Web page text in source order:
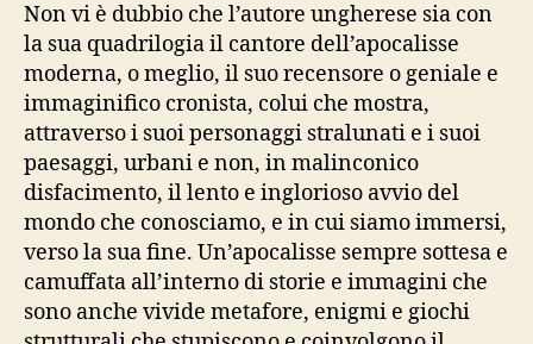
Non vi è dubbio che l’autore ungherese sia con
la sua quadrilogia il cantore dell’apocalisse
moderna, o meglio, il suo recensore o geniale e
immaginifico cronista, colui che mostra,
attraverso i suoi personaggi stralunati e i suoi
paesaggi, urbani e non, in malinconico
disfacimento, il lento e inglorioso avvio del
mondo che conosciamo, e in cui siamo immersi,
verso la sua fine. Un’apocalisse sempre sottesa e
camuffata all’interno di storie e immagini che
sono anche vivide metafore, enigmi e giochi